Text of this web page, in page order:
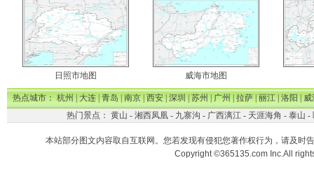
日照市地图 威海市地图
热点城市：杭州|大连|青岛|南京|西安|深圳|苏州|广州|拉萨|丽江|洛阳|威
热门景点： 黄山 - 湘西凤凰- 九寨沟 - 广西漓江- 天涯海角 - 泰山 -
本站部分图文内容取自互联网。您若发现有侵犯您著作权行为，请及时
Copyright ©365135.com Inc.All